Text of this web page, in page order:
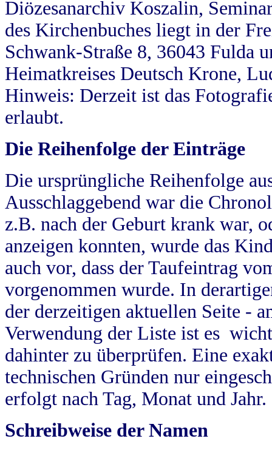
Diözesanarchiv Koszalin,
des Kirchenbuches liegt in der
Schwank-Straße 8, 36043 Fulda
Heimatkreises Deutsch Krone,
Hinweis: Derzeit ist das
erlaubt.
Die Reihenfolge der Einträge
Die ursprüngliche Reihenfolge
Ausschlaggebend war die
z.B. nach der Geburt krank war,
anzeigen konnten, wurde das
auch vor, dass der Taufeintrag
vorgenommen wurde. In
der derzeitigen aktuellen Seite -
Verwendung der Liste ist es
dahinter zu überprüfen. Eine
technischen Gründen nur
erfolgt nach Tag, Monat und Jahr.
Schreibweise der Namen